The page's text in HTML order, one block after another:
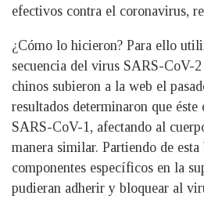
efectivos contra el coronavirus,
¿Cómo lo hicieron? Para ello
secuencia del virus SARS-CoV-
chinos subieron a la web el
resultados determinaron que
SARS-CoV-1, afectando al
manera similar. Partiendo de esta
componentes específicos en la
pudieran adherir y bloquear al